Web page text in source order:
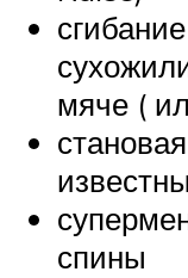
мяче (
спины